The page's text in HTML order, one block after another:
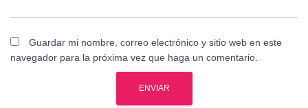
Guardar mi nombre, correo electrónico y sitio web en este
navegador para la próxima vez que haga un comentario.